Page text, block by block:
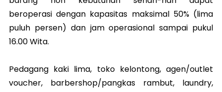
beroperasi dengan kapasitas maksimal 50% (lima
puluh persen) dan jam operasional sampai pukul
16.00 Wita.
Pedagang kaki lima, toko kelontong, agen/outlet
voucher, barbershop/pangkas rambut, laundry,